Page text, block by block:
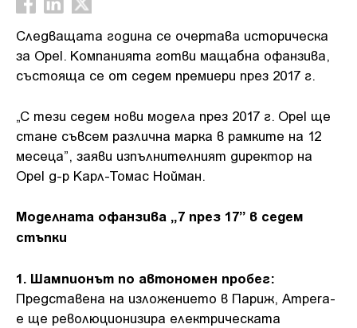
Следващата година се очертава историческа
за Opel. Компанията готви мащабна офанзива,
състояща се от седем премиери през 2017 г.
„С тези седем нови модела през 2017 г. Opel ще
стане съвсем различна марка в рамките на 12
месеца”, заяви изпълнителният директор на
Opel д-р Карл-Томас Нойман.
Моделната офанзива „7 през 17” в седем
стъпки
1. Шампионът по автономен пробег:
Представена на изложението в Париж, Ampera-
e ще революционизира електрическата